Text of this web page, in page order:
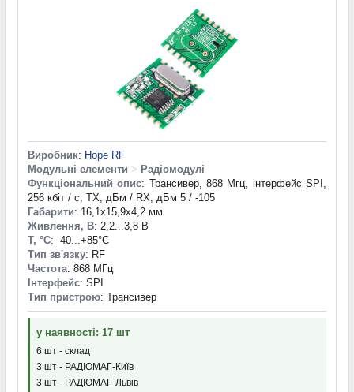
Виробник: Hope RF
Модульні елементи > Радіомодулі
Функціональний опис: Трансивер, 868 Мгц, інтерфейс SPI,
256 кбіт / с, TX, дБм / RX, дБм 5 / -105
Габарити: 16,1x15,9x4,2 мм
Живлення, В: 2,2...3,8 В
T, °С: -40...+85°С
Тип зв'язку: RF
Частота: 868 МГц
Інтерфейс: SPI
Тип пристрою: Трансивер
у наявності: 17 шт
6 шт - склад
3 шт - РАДІОМАГ-Київ
3 шт - РАДІОМАГ-Львів